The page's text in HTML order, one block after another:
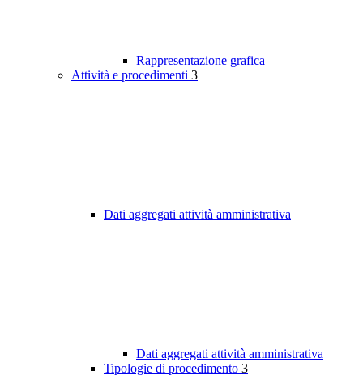
Rappresentazione grafica
Attività e procedimenti 3
Dati aggregati attività amministrativa
Dati aggregati attività amministrativa
Tipologie di procedimento 3